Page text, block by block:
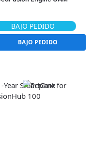
BAJO PEDIDO
BAJO PEDIDO